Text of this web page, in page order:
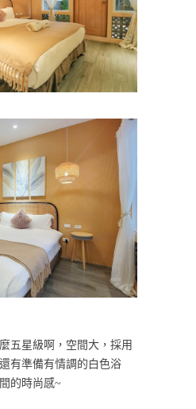
五星級啊，空間大，採用
有準備有情調的白色浴
的時尚感~